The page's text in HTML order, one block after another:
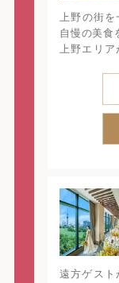
上野の街を
自慢の美食
上野エリア
りならで
遠方ゲスト